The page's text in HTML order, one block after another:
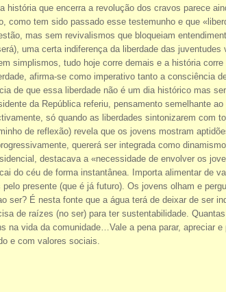
que encerra a revolução dos cravos parece
como tem sido passado esse testemunho e que
mas sem revivalismos que bloqueiam
uma certa indiferença da liberdade das juventudes
simplismos, tudo hoje corre demais e a história corre
afirma-se como imperativo tanto a consciência
de que essa liberdade não é um dia histórico mas
da República referiu, pensamento semelhante
só quando as liberdades sintonizarem com
de reflexão) revela que os jovens mostram
quererá ser integrada como
destacava a «necessidade de envolver os
do céu de forma instantânea. Importa alimentar de
presente (que é já futuro). Os jovens olham e
ser? É nesta fonte que a água terá de deixar de ser
de raízes (no ser) para ter sustentabilidade.
na vida da comunidade…Vale a pena parar, apreciar
e com valores sociais.